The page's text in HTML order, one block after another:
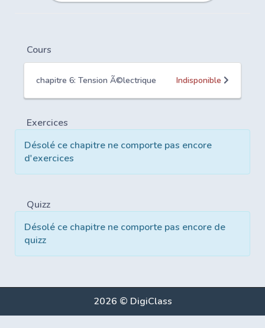
Cours
chapitre 6: Tension Ã©lectrique Indisponible
Exercices
Désolé ce chapitre ne comporte pas encore
d'exercices
Quizz
Désolé ce chapitre ne comporte pas encore de
quizz
2026 © DigiClass